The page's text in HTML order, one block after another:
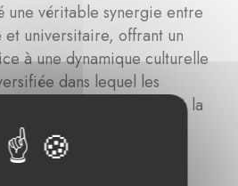
une véritable synergie entre
et universitaire, offrant un
à une dynamique culturelle
dans lequel les
contribuent activement à la
et à la production